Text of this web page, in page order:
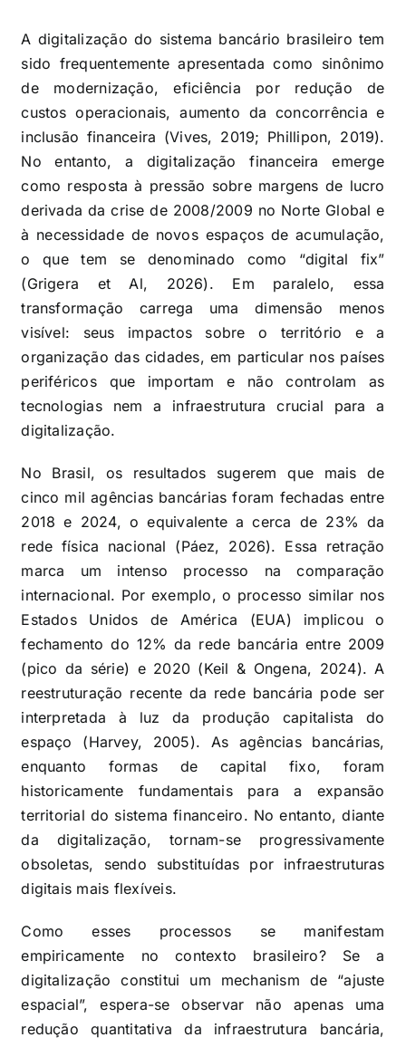
A digitalização do sistema bancário brasileiro tem
sido frequentemente apresentada como sinônimo
de modernização, eficiência por redução de
custos operacionais, aumento da concorrência e
inclusão financeira (Vives, 2019; Phillipon, 2019).
No entanto, a digitalização financeira emerge
como resposta à pressão sobre margens de lucro
derivada da crise de 2008/2009 no Norte Global e
à necessidade de novos espaços de acumulação,
o que tem se denominado como “digital fix”
(Grigera et Al, 2026). Em paralelo, essa
transformação carrega uma dimensão menos
visível: seus impactos sobre o território e a
organização das cidades, em particular nos países
periféricos que importam e não controlam as
tecnologias nem a infraestrutura crucial para a
digitalização.
No Brasil, os resultados sugerem que mais de
cinco mil agências bancárias foram fechadas entre
2018 e 2024, o equivalente a cerca de 23% da
rede física nacional (Páez, 2026). Essa retração
marca um intenso processo na comparação
internacional. Por exemplo, o processo similar nos
Estados Unidos de América (EUA) implicou o
fechamento do 12% da rede bancária entre 2009
(pico da série) e 2020 (Keil & Ongena, 2024). A
reestruturação recente da rede bancária pode ser
interpretada à luz da produção capitalista do
espaço (Harvey, 2005). As agências bancárias,
enquanto formas de capital fixo, foram
historicamente fundamentais para a expansão
territorial do sistema financeiro. No entanto, diante
da digitalização, tornam-se progressivamente
obsoletas, sendo substituídas por infraestruturas
digitais mais flexíveis.
Como esses processos se manifestam
empiricamente no contexto brasileiro? Se a
digitalização constitui um mechanism de “ajuste
espacial”, espera-se observar não apenas uma
redução quantitativa da infraestrutura bancária,